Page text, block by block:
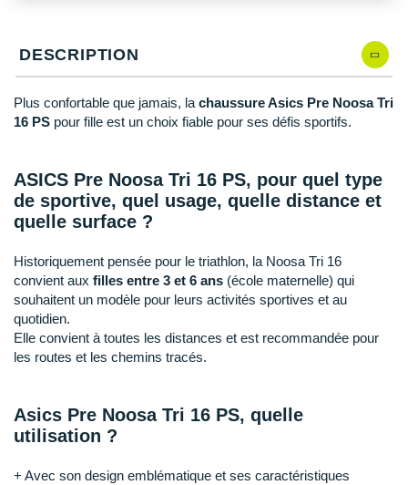
DESCRIPTION
Plus confortable que jamais, la chaussure Asics Pre Noosa Tri
16 PS pour fille est un choix fiable pour ses défis sportifs.
ASICS Pre Noosa Tri 16 PS, pour quel type
de sportive, quel usage, quelle distance et
quelle surface ?
Historiquement pensée pour le triathlon, la Noosa Tri 16
convient aux filles entre 3 et 6 ans (école maternelle) qui
souhaitent un modèle pour leurs activités sportives et au
quotidien.
Elle convient à toutes les distances et est recommandée pour
les routes et les chemins tracés.
Asics Pre Noosa Tri 16 PS, quelle
utilisation ?
+ Avec son design emblématique et ses caractéristiques
DÉSTOCKAGE
+ Voir tous lesaccessoires
NNormal
Odlo
Orca
OVERSTIMS
Patagonia
Petzl
Polar
Raidlight